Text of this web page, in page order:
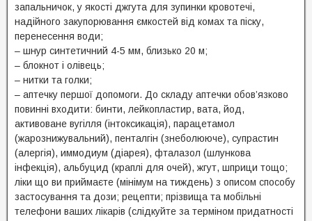
запальничок, у якості джгута для зупинки кровотечі,
надійного закупорювання ємкостей від комах та піску,
перенесення води;
– шнур синтетичний 4-5 мм, близько 20 м;
– блокнот і олівець;
– нитки та голки;
– аптечку першої допомоги. До складу аптечки обов’язково
повинні входити: бинти, лейкопластир, вата, йод,
активоване вугілля (інтоксикація), парацетамол
(жарознижувальний), пенталгін (знеболююче), супрастин
(алергія), иммодиум (діарея), фталазол (шлункова
інфекція), альбуцид (краплі для очей), жгут, шприци тощо;
ліки що ви приймаєте (мінімум на тиждень) з описом способу
застосування та дози; рецепти; прізвища та мобільні
телефони ваших лікарів (слідкуйте за терміном придатності